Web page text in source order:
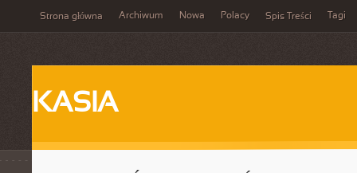
Strona główna Archiwum Nowa Polacy Spis Treści Tagi
KASIA